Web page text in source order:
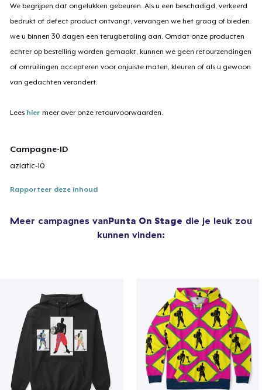
We begrijpen dat ongelukken gebeuren. Als u een beschadigd, verkeerd
bedrukt of defect product ontvangt, vervangen we het graag of bieden
we u binnen 30 dagen een terugbetaling aan. Omdat onze producten
echter op bestelling worden gemaakt, kunnen we geen retourzendingen
of omruilingen accepteren voor onjuiste maten, kleuren of als u gewoon
van gedachten verandert.
Lees hier meer over onze retourvoorwaarden.
Campagne-ID
aziatic-10
Rapporteer deze inhoud
Meer campagnes vanPunta On Stage die je leuk zou
kunnen vinden: